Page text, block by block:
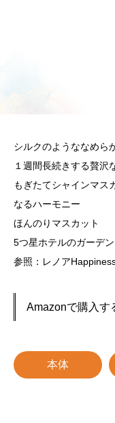
シルクのようななめら
１週間長続きする贅沢
もぎたてシャインマス
なるハーモニー
ほんのりマスカット
5つ星ホテルのガーデ
参照： レノア
Amazonで購入す
本体